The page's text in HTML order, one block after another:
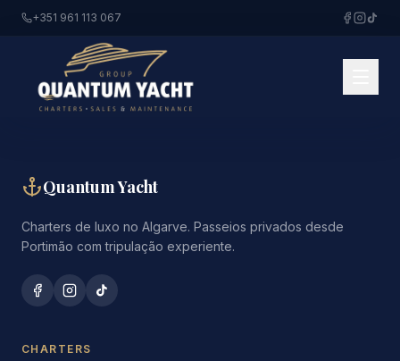
+351 961 113 067
Quantum Yacht
Charters de luxo no Algarve. Passeios privados desde
Portimão com tripulação experiente.
CHARTERS